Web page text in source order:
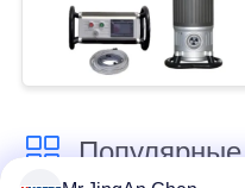
Популярные